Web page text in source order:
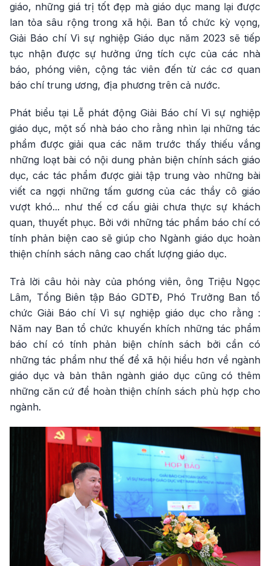
giáo, những giá trị tốt đẹp mà giáo dục mang lại được
lan tỏa sâu rộng trong xã hội. Ban tổ chức kỳ vọng,
Giải Báo chí Vì sự nghiệp Giáo dục năm 2023 sẽ tiếp
tục nhận được sự hưởng ứng tích cực của các nhà
báo, phóng viên, cộng tác viên đến từ các cơ quan
báo chí trung ương, địa phương trên cả nước.
Phát biểu tại Lễ phát động Giải Báo chí Vì sự nghiệp
giáo dục, một số nhà báo cho rằng nhìn lại những tác
phẩm được giải qua các năm trước thấy thiếu vắng
những loạt bài có nội dung phản biện chính sách giáo
dục, các tác phẩm được giải tập trung vào những bài
viết ca ngợi những tấm gương của các thầy cô giáo
vượt khó... như thế cơ cấu giải chưa thực sự khách
quan, thuyết phục. Bởi với những tác phẩm báo chí có
tính phản biện cao sẽ giúp cho Ngành giáo dục hoàn
thiện chính sách nâng cao chất lượng giáo dục.
Trả lời câu hỏi này của phóng viên, ông Triệu Ngọc
Lâm, Tổng Biên tập Báo GDTĐ, Phó Trưởng Ban tổ
chức Giải Báo chí Vì sự nghiệp giáo dục cho rằng :
Năm nay Ban tổ chức khuyến khích những tác phẩm
báo chí có tính phản biện chính sách bởi cần có
những tác phẩm như thế để xã hội hiểu hơn về ngành
giáo dục và bản thân ngành giáo dục cũng có thêm
những căn cứ để hoàn thiện chính sách phù hợp cho
ngành.